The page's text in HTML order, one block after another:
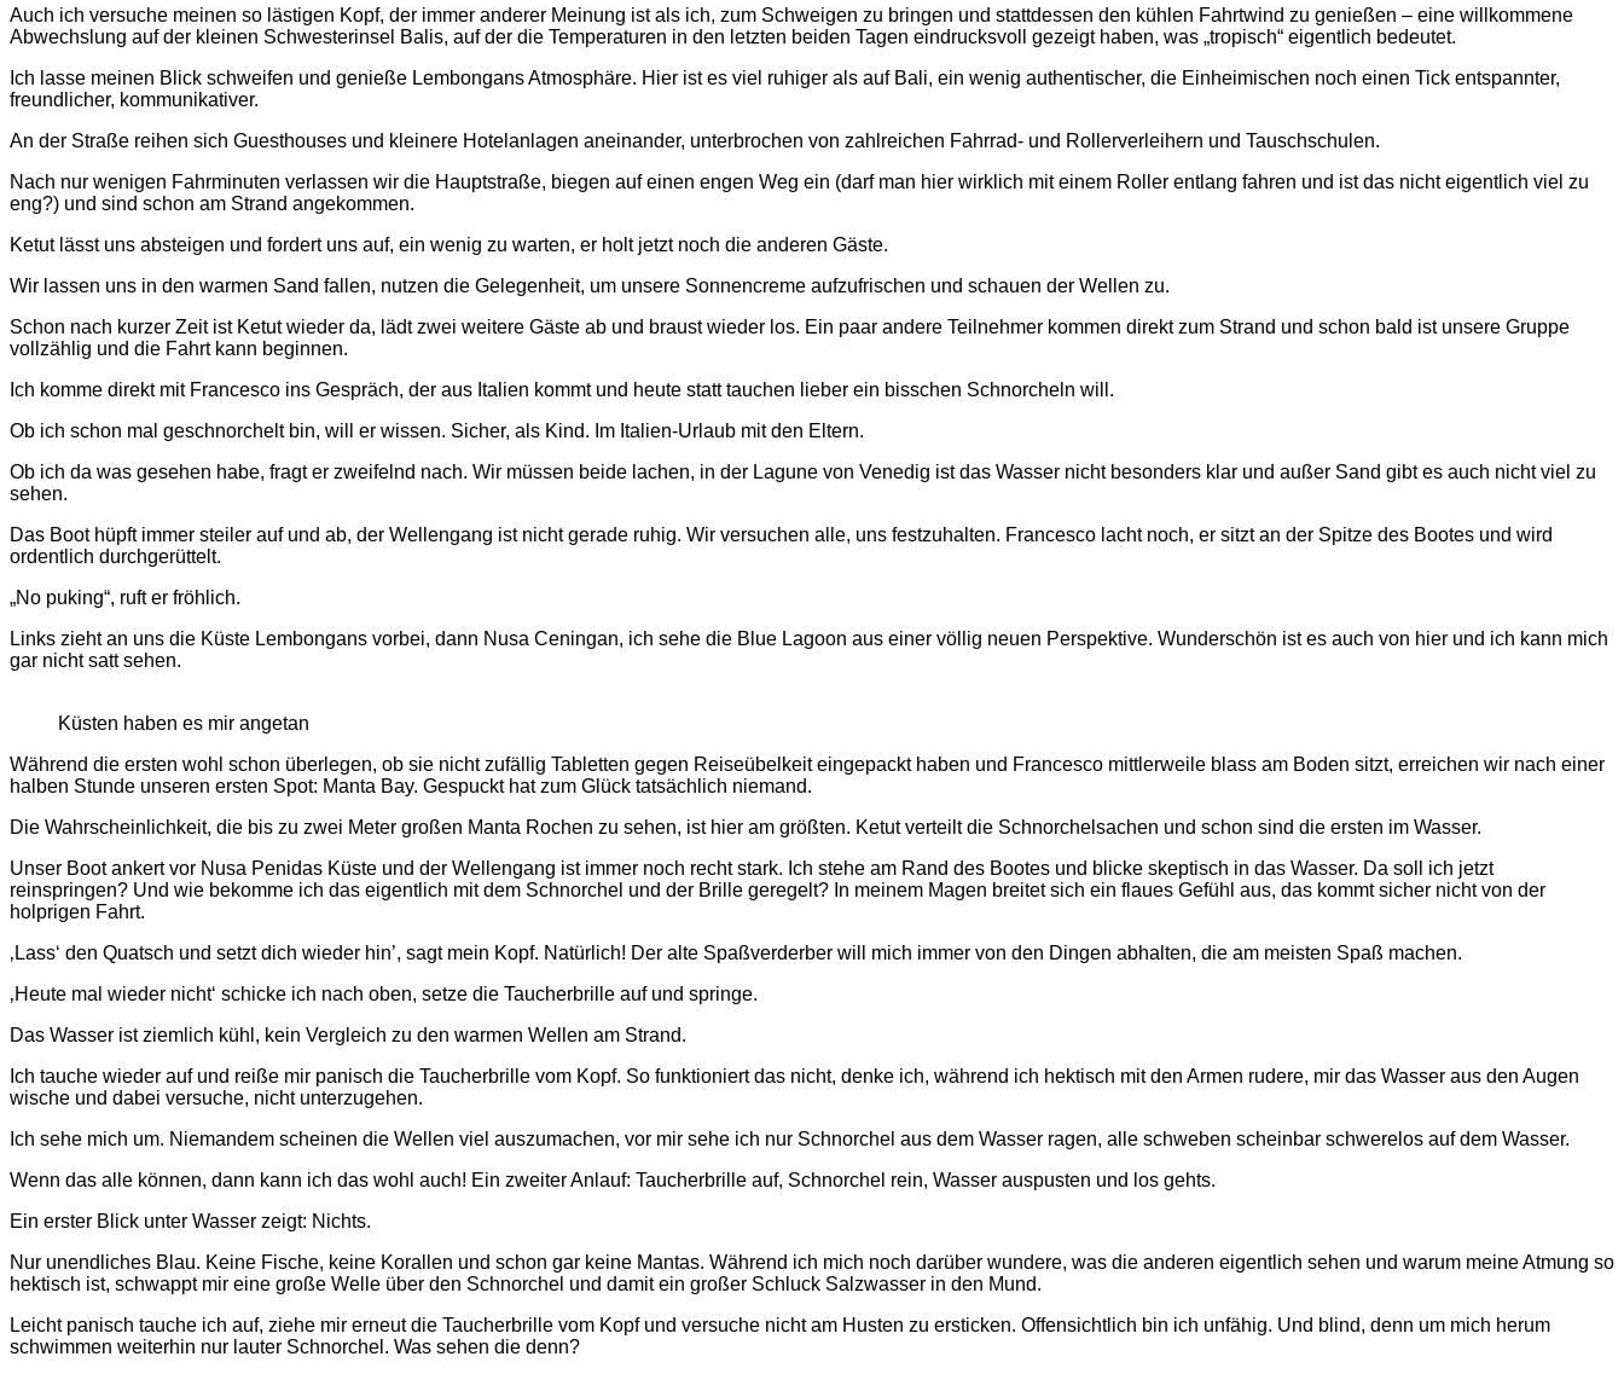
Auch ich versuche meinen so lästigen Kopf, der immer anderer Meinung ist als ich, zum Schweigen zu bringen und stattdessen den kühlen Fahrtwind zu genießen – eine willkommene
Abwechslung auf der kleinen Schwesterinsel Balis, auf der die Temperaturen in den letzten beiden Tagen eindrucksvoll gezeigt haben, was „tropisch“ eigentlich bedeutet.
Ich lasse meinen Blick schweifen und genieße Lembongans Atmosphäre. Hier ist es viel ruhiger als auf Bali, ein wenig authentischer, die Einheimischen noch einen Tick entspannter,
freundlicher, kommunikativer.
An der Straße reihen sich Guesthouses und kleinere Hotelanlagen aneinander, unterbrochen von zahlreichen Fahrrad- und Rollerverleihern und Tauschschulen.
Nach nur wenigen Fahrminuten verlassen wir die Hauptstraße, biegen auf einen engen Weg ein (darf man hier wirklich mit einem Roller entlang fahren und ist das nicht eigentlich viel zu
eng?) und sind schon am Strand angekommen.
Ketut lässt uns absteigen und fordert uns auf, ein wenig zu warten, er holt jetzt noch die anderen Gäste.
Wir lassen uns in den warmen Sand fallen, nutzen die Gelegenheit, um unsere Sonnencreme aufzufrischen und schauen der Wellen zu.
Schon nach kurzer Zeit ist Ketut wieder da, lädt zwei weitere Gäste ab und braust wieder los. Ein paar andere Teilnehmer kommen direkt zum Strand und schon bald ist unsere Gruppe
vollzählig und die Fahrt kann beginnen.
Ich komme direkt mit Francesco ins Gespräch, der aus Italien kommt und heute statt tauchen lieber ein bisschen Schnorcheln will.
Ob ich schon mal geschnorchelt bin, will er wissen. Sicher, als Kind. Im Italien-Urlaub mit den Eltern.
Ob ich da was gesehen habe, fragt er zweifelnd nach. Wir müssen beide lachen, in der Lagune von Venedig ist das Wasser nicht besonders klar und außer Sand gibt es auch nicht viel zu
sehen.
Das Boot hüpft immer steiler auf und ab, der Wellengang ist nicht gerade ruhig. Wir versuchen alle, uns festzuhalten. Francesco lacht noch, er sitzt an der Spitze des Bootes und wird
ordentlich durchgerüttelt.
„No puking“, ruft er fröhlich.
Links zieht an uns die Küste Lembongans vorbei, dann Nusa Ceningan, ich sehe die Blue Lagoon aus einer völlig neuen Perspektive. Wunderschön ist es auch von hier und ich kann mich
gar nicht satt sehen.
Küsten haben es mir angetan
Während die ersten wohl schon überlegen, ob sie nicht zufällig Tabletten gegen Reiseübelkeit eingepackt haben und Francesco mittlerweile blass am Boden sitzt, erreichen wir nach einer
halben Stunde unseren ersten Spot: Manta Bay. Gespuckt hat zum Glück tatsächlich niemand.
Die Wahrscheinlichkeit, die bis zu zwei Meter großen Manta Rochen zu sehen, ist hier am größten. Ketut verteilt die Schnorchelsachen und schon sind die ersten im Wasser.
Unser Boot ankert vor Nusa Penidas Küste und der Wellengang ist immer noch recht stark. Ich stehe am Rand des Bootes und blicke skeptisch in das Wasser. Da soll ich jetzt
reinspringen? Und wie bekomme ich das eigentlich mit dem Schnorchel und der Brille geregelt? In meinem Magen breitet sich ein flaues Gefühl aus, das kommt sicher nicht von der
holprigen Fahrt.
‚Lass‘ den Quatsch und setzt dich wieder hin’, sagt mein Kopf. Natürlich! Der alte Spaßverderber will mich immer von den Dingen abhalten, die am meisten Spaß machen.
‚Heute mal wieder nicht‘ schicke ich nach oben, setze die Taucherbrille auf und springe.
Das Wasser ist ziemlich kühl, kein Vergleich zu den warmen Wellen am Strand.
Ich tauche wieder auf und reiße mir panisch die Taucherbrille vom Kopf. So funktioniert das nicht, denke ich, während ich hektisch mit den Armen rudere, mir das Wasser aus den Augen
wische und dabei versuche, nicht unterzugehen.
Ich sehe mich um. Niemandem scheinen die Wellen viel auszumachen, vor mir sehe ich nur Schnorchel aus dem Wasser ragen, alle schweben scheinbar schwerelos auf dem Wasser.
Wenn das alle können, dann kann ich das wohl auch! Ein zweiter Anlauf: Taucherbrille auf, Schnorchel rein, Wasser auspusten und los gehts.
Ein erster Blick unter Wasser zeigt: Nichts.
Nur unendliches Blau. Keine Fische, keine Korallen und schon gar keine Mantas. Während ich mich noch darüber wundere, was die anderen eigentlich sehen und warum meine Atmung so
hektisch ist, schwappt mir eine große Welle über den Schnorchel und damit ein großer Schluck Salzwasser in den Mund.
Leicht panisch tauche ich auf, ziehe mir erneut die Taucherbrille vom Kopf und versuche nicht am Husten zu ersticken. Offensichtlich bin ich unfähig. Und blind, denn um mich herum
schwimmen weiterhin nur lauter Schnorchel. Was sehen die denn?